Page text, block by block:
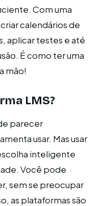
Com uma
calendários de
aplicar testes e até
É como ter uma
mão!
LMS?
parecer
usar. Mas usar
inteligente
Você pode
sem se preocupar
as plataformas são